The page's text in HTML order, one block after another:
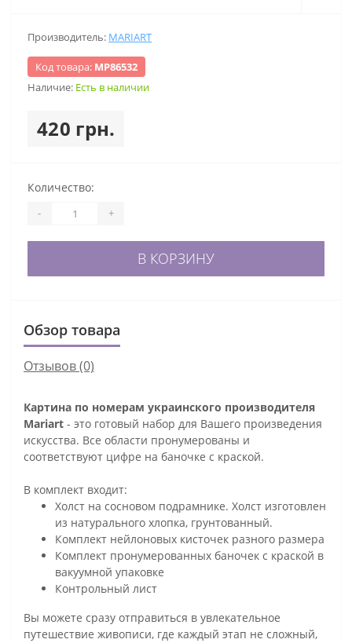
Производитель: MARIART
Код товара: МР86532
Наличие: Есть в наличии
420 грн.
Количество:
- +
В КОРЗИНУ
Обзор товара
Отзывов (0)
Картина по номерам украинского производителя
Mariart - это готовый набор для Вашего произведения
искусства. Все области пронумерованы и
соответствуют цифре на баночке с краской.
В комплект входит:
Холст на сосновом подрамнике. Холст изготовлен
из натурального хлопка, грунтованный.
Комплект нейлоновых кисточек разного размера
Комплект пронумерованных баночек с краской в
вакуумной упаковке
Контрольный лист
Вы можете сразу отправиться в увлекательное
путешествие живописи, где каждый этап не сложный,